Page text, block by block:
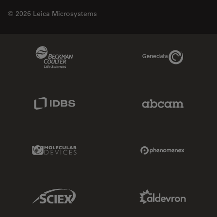
© 2026 Leica Microsystems
Genedata Link
Molecular Devices Link
Sciex Link